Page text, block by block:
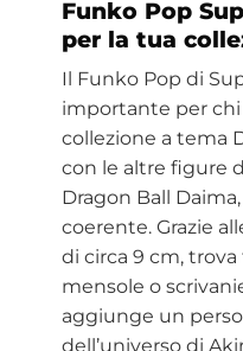
Funko Pop
per la tua
Il Funko Pop di
importante per
collezione a tema
con le altre figure
Dragon Ball
coerente. Grazie
di circa 9 cm,
mensole o
aggiunge un
dell’universo di